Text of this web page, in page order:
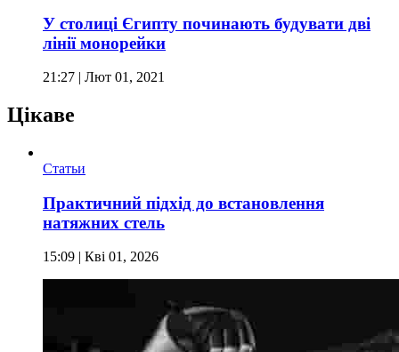
У столиці Єгипту починають будувати дві
лінії монорейки
21:27 | Лют 01, 2021
Цікаве
Статьи
Практичний підхід до встановлення
натяжних стель
15:09 | Кві 01, 2026